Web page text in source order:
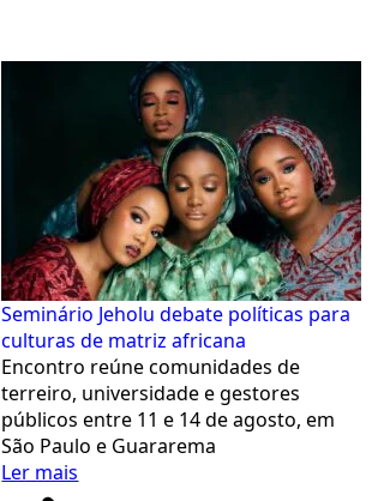
Seminário Jeholu debate políticas para
culturas de matriz africana
Encontro reúne comunidades de
terreiro, universidade e gestores
públicos entre 11 e 14 de agosto, em
São Paulo e Guararema
Ler mais